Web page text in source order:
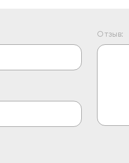
Отзыв: